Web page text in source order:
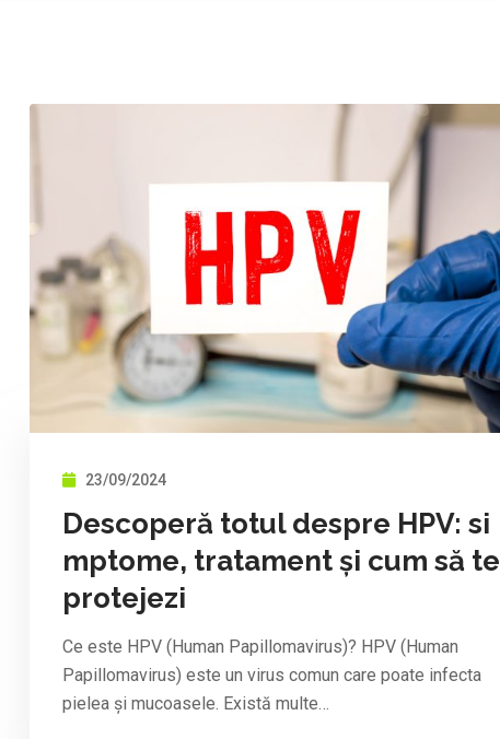
23/09/2024
Descoperă totul despre HPV: si
mptome, tratament și cum să te
protejezi
Ce este HPV (Human Papillomavirus)? HPV (Human
Papillomavirus) este un virus comun care poate infecta
pielea și mucoasele. Există multe…